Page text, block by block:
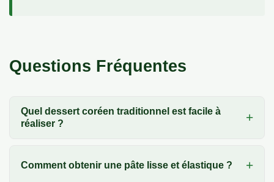
Questions Fréquentes
Quel dessert coréen traditionnel est facile à
réaliser ?
Comment obtenir une pâte lisse et élastique ?